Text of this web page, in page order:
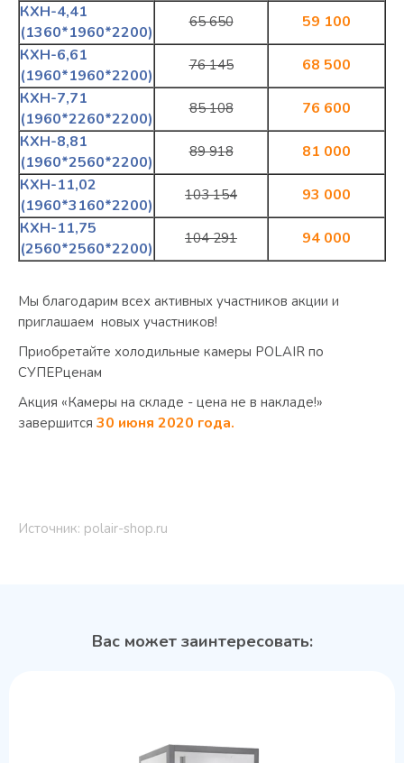
КХН-4,41
(1360*1960*2200)
65 650
59 100
КХН-6,61
(1960*1960*2200)
76 145
68 500
КХН-7,71
(1960*2260*2200)
85 108
76 600
КХН-8,81
(1960*2560*2200)
89 918
81 000
КХН-11,02
(1960*3160*2200)
103 154
93 000
КХН-11,75
(2560*2560*2200)
104 291 94 000
Мы благодарим всех активных участников акции и
приглашаем новых участников!
Приобретайте холодильные камеры POLAIR по
СУПЕРценам
Акция «Камеры на складе - цена не в накладе!»
завершится 30 июня 2020 года.
Источник: polair-shop.ru
Вас может заинтересовать: